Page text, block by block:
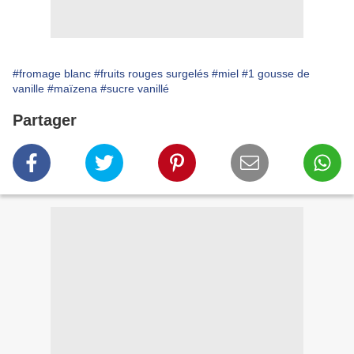
#fromage blanc #fruits rouges surgelés #miel #1 gousse de
vanille #maïzena #sucre vanillé
Partager